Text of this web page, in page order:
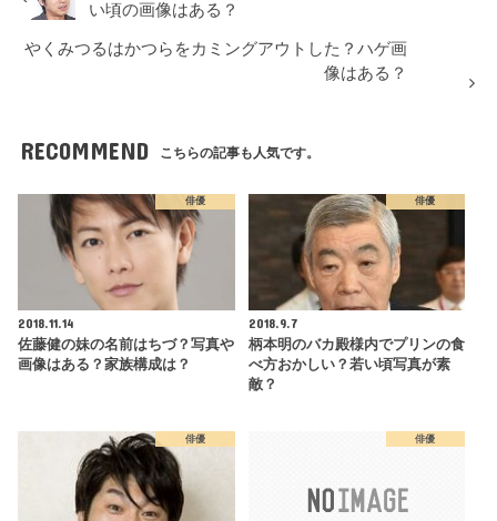
い頃の画像はある？
やくみつるはかつらをカミングアウトした？ハゲ画
像はある？
RECOMMEND こちらの記事も人気です。
俳優
2018.11.14
佐藤健の妹の名前はちづ？写真や
画像はある？家族構成は？
俳優
2018.9.7
柄本明のバカ殿様内でプリンの食
べ方おかしい？若い頃写真が素
敵？
俳優 俳優